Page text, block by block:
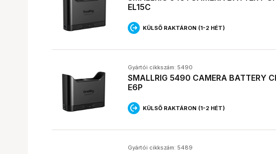
EL15C
KÜLSŐ RAKTÁRON (1-2 HÉT)
Gyártói cikkszám: 5490
SMALLRIG 5490 CAMERA BATTERY
E6P
KÜLSŐ RAKTÁRON (1-2 HÉT)
Gyártói cikkszám: 5489